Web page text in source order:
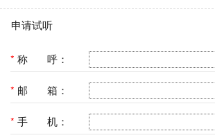
申请试听
* 称 呼：
* 邮 箱：
* 手 机：